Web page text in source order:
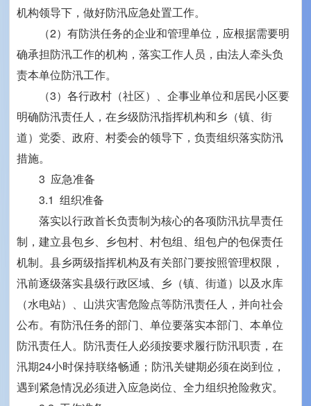
机构领导下，做好防汛应急处置工作。
（2）有防洪任务的企业和管理单位，应根据需要明
确承担防汛工作的机构，落实工作人员，由法人牵头负
责本单位防汛工作。
（3）各行政村（社区）、企事业单位和居民小区要
明确防汛责任人，在乡级防汛指挥机构和乡（镇、街
道）党委、政府、村委会的领导下，负责组织落实防汛
措施。
3 应急准备
3.1 组织准备
落实以行政首长负责制为核心的各项防汛抗旱责任
制，建立县包乡、乡包村、村包组、组包户的包保责任
机制。县乡两级指挥机构及有关部门要按照管理权限，
汛前逐级落实县级行政区域、乡（镇、街道）以及水库
（水电站）、山洪灾害危险点等防汛责任人，并向社会
公布。有防汛任务的部门、单位要落实本部门、本单位
防汛责任人。防汛责任人必须按要求履行防汛职责，在
汛期24小时保持联络畅通；防汛关键期必须在岗到位，
遇到紧急情况必须进入应急岗位、全力组织抢险救灾。